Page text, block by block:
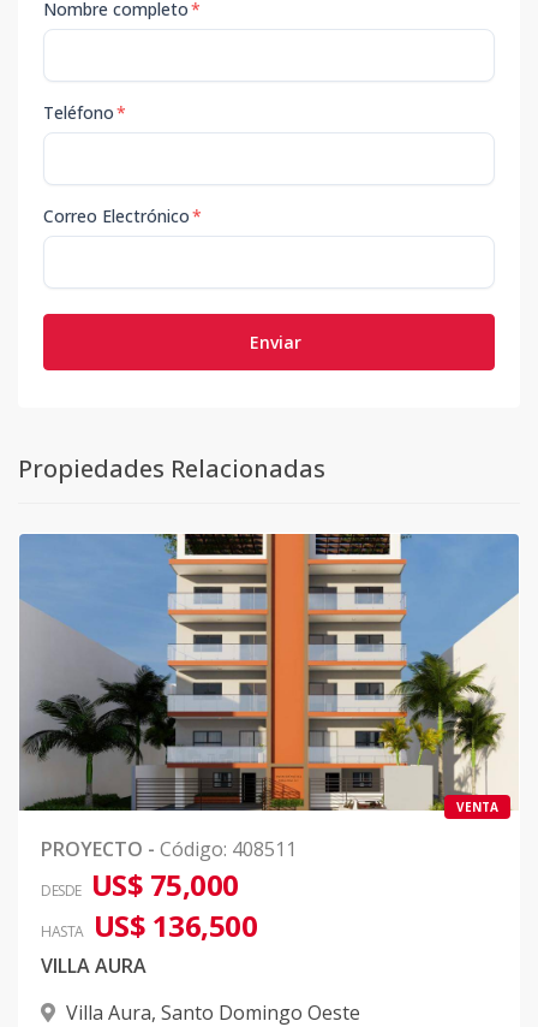
Nombre completo*
Teléfono*
Correo Electrónico*
Enviar
Propiedades Relacionadas
VENTA
PROYECTO - Código: 408511
DESDE US$ 75,000
HASTA US$ 136,500
VILLA AURA
Villa Aura, Santo Domingo Oeste